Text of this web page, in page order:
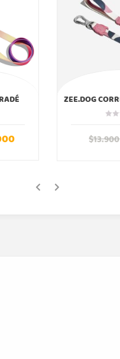
ZEE.DOG
$13.900